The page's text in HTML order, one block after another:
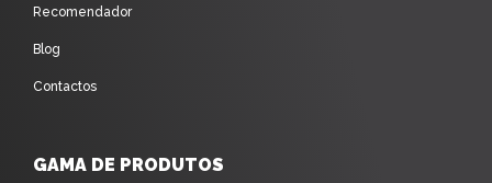
Recomendador
Blog
Contactos
GAMA DE PRODUTOS